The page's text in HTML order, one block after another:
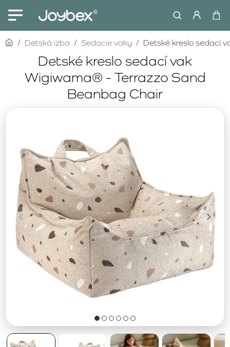
Detské kreslo sedací vak
Wigiwama® - Terrazzo Sand
Beanbag Chair
homeDetská izba Sedacie vaky Detské kreslo sedací